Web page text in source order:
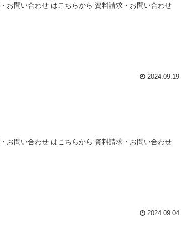
お問い合わせ はこちらから 資料請求・お問い合わせ
2024.09.19
お問い合わせ はこちらから 資料請求・お問い合わせ
2024.09.04